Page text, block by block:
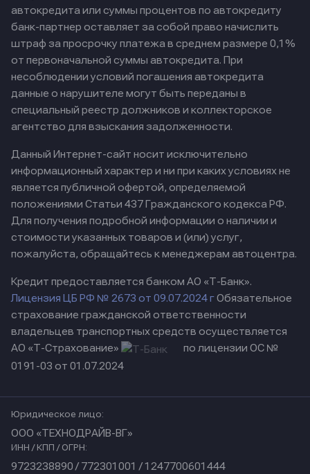
автокредита или суммы процентов по автокредиту
банк-партнер оставляет за собой право начислить
штраф за просрочку платежа в среднем размере 0,1%
от первоначальной суммы автокредита. При
несоблюдении условий погашения автокредита
данные о нарушителе могут быть переданы в
специальный реестр должников и коллекторское
агентство для взыскания задолженности.
Данный Интернет-сайт носит исключительно
информационный характер и ни при каких условиях не
является публичной офертой, определяемой
положениями Статьи 437 Гражданского кодекса РФ.
Для получения подробной информации о наличии и
стоимости указанных товаров и (или) услуг,
пожалуйста, обращайтесь к менеджерам автоцентра.
Кредит предоставляется банком АО «Т-Банк».
Лицензия ЦБ РФ № 2673 от 09.07.2024 гОбязательное
страхование гражданской ответственности
владельцев транспортных средств осуществляется
АО «Т-Страхование»
по лицензии ОС №
0191-03 от 01.07.2024
Юридическое лицо:
ООО «ТЕХНОДРАЙВ-ВГ»
ИНН / КПП / ОГРН:
9723238890 / 772301001 / 1247700601444